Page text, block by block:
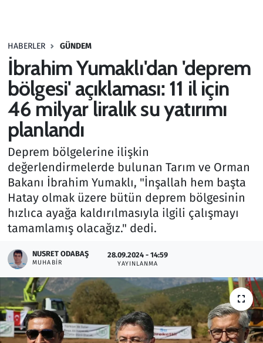
HABERLER GÜNDEM
İbrahim Yumaklı'dan 'deprem
bölgesi' açıklaması: 11 il için
46 milyar liralık su yatırımı
planlandı
Deprem bölgelerine ilişkin
değerlendirmelerde bulunan Tarım ve Orman
Bakanı İbrahim Yumaklı, "İnşallah hem başta
Hatay olmak üzere bütün deprem bölgesinin
hızlıca ayağa kaldırılmasıyla ilgili çalışmayı
tamamlamış olacağız." dedi.
NUSRET ODABAŞ
MUHABIR
28.09.2024 - 14:59
YAYINLANMA
Haber
Kültür Sanat
Kurumsal Haberler
Lezzet Durağı
Memur ve Kamu
Otomobil
Oyun
Ramazan
Resmi İlanlar
Rüya Tabirleri